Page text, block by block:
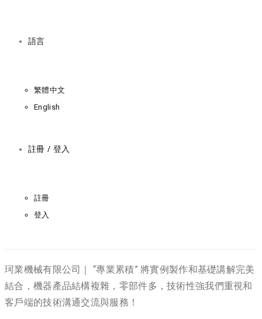
語言
繁體中文
English
註冊 / 登入
註冊
登入
珂業機械有限公司｜ “專業累積” 將實例製作和基礎講解完美
結合，機器產品結構複雜，零部件多，技術性強我們重視和
客戶端的技術溝通交流與服務！